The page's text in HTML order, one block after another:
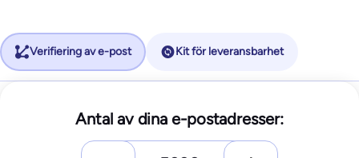
Verifiering av e-post Kit för leveransbarhet
Antal av dina e-postadresser:
$25/månad